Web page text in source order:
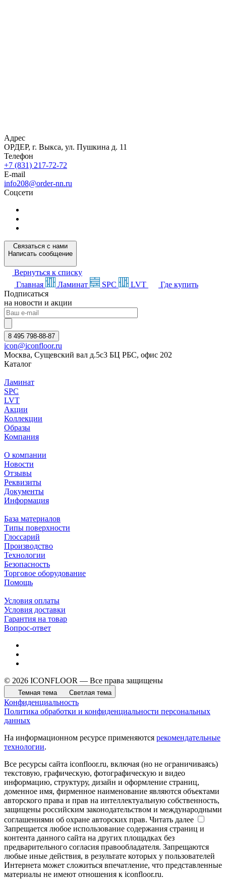
Адрес
ОРДЕР, г. Выкса, ул. Пушкина д. 11
Телефон
+7 (831) 217-72-72
E-mail
info208@order-nn.ru
Соцсети
Связаться с нами
Написать сообщение
Вернуться к списку
Главная
Ламинат SPC LVT
Где купить
Подписаться
на новости и акции
8 495 798-88-87
icon@iconfloor.ru
Москва, Сущевский вал д.5с3 БЦ РБС, офис 202
Каталог
Ламинат
SPC
LVT
Акции
Коллекции
Образы
Компания
О компании
Новости
Отзывы
Реквизиты
Документы
Информация
База материалов
Типы поверхности
Глоссарий
Производство
Технологии
Безопасность
Торговое оборудование
Помощь
Условия оплаты
Условия доставки
Гарантия на товар
Вопрос-ответ
© 2026 ICONFLOOR — Все права защищены
Темная тема Светлая тема
Конфиденциальность
Политика обработки и конфиденциальности персональных
данных
На информационном ресурсе применяются рекомендательные
технологии.
Все ресурсы сайта iconfloor.ru, включая (но не ограничиваясь)
текстовую, графическую, фотографическую и видео
информацию, структуру, дизайн и оформление страниц,
доменное имя, фирменное наименование являются объектами
авторского права и прав на интеллектуальную собственность,
защищены российским законодательством и международными
соглашениями об охране авторских прав. Читать далее
Запрещается любое использование содержания страниц и
контента данного сайта на других площадках без
предварительного согласия правообладателя. Запрещаются
любые иные действия, в результате которых у пользователей
Интернета может сложиться впечатление, что представленные
материалы не имеют отношения к iconfloor.ru.